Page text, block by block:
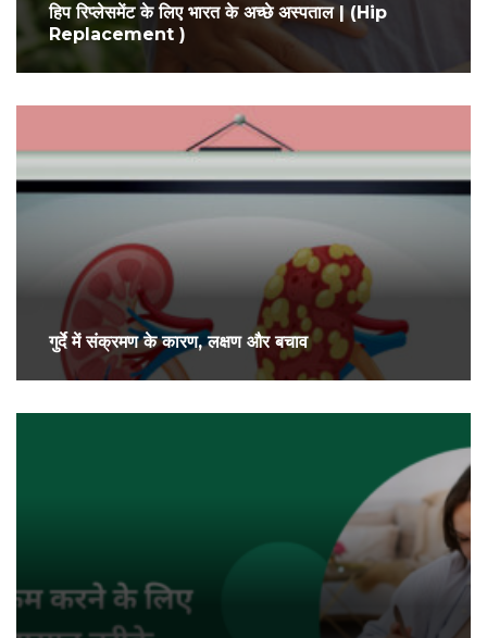
हिप रिप्लेसमेंट के लिए भारत के अच्छे अस्पताल | (Hip
Replacement )
गुर्दे में संक्रमण के कारण, लक्षण और बचाव